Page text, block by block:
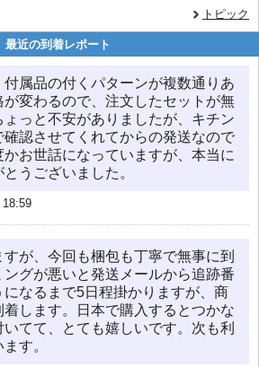
トピック
最近の到着レポート
属品の付くパターンが複数通りあ
が変わるので、注文したセットが無
っと不安がありましたが、キチン
確認させてくれてからの発送なので
お世話になっていますが、本当に
うございました。
18:59
が、今回も梱包も丁寧で無事に到
グが悪いと発送メールから追跡番
なるまで5日程掛かりますが、商
します。日本で購入するとつかな
てて、とても嬉しいです。次も利
す。